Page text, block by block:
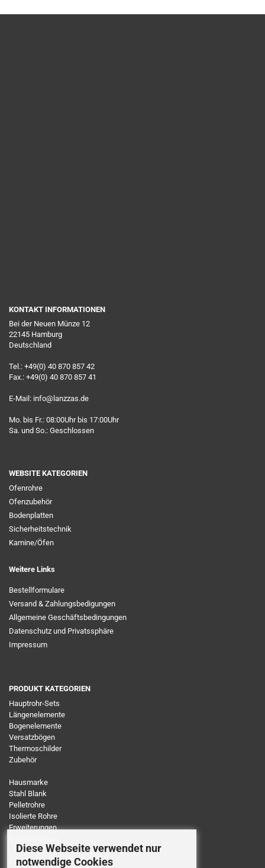
Diese Webseite verwendet nur
notwendige Cookies
KONTAKT INFORMATIONEN
Bei der Neuen Münze 12
22145 Hamburg
Deutschland
Tel.: +49(0) 40 870 857 42
Fax.: +49(0) 40 870 857 41
E-Mail: info@lanzzas.de
Mo. bis Fr.: 08:00Uhr bis 17:00Uhr
Sa. und So.: Geschlossen
WEBSITE KATEGORIEN
Ofenrohre
Ofenzubehör
Bodenplatten
Sicherheitstechnik
Kamine/Öfen
Weitere Links
Bestellformulare
Versand & Zahlungsbedigungen
Allgemeine Geschäftsbedingungen
Datenschutz und Privatssphäre
Impressum
PRODUKT KATEGORIEN
Hauptrohr-Sets
Längenelemente
Bogenelemente
Versatzbögen
Thermoschilder
Zubehör
Hausmarke
Stahl Blank
Pelletrohre
Isolierte Rohre
Erweiterungen
Dichtbänder